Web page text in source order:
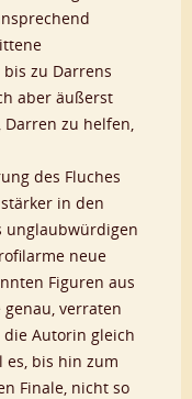
zu Darrens
aber äußerst
zu helfen,
des Fluches
in den
unglaubwürdigen
neue
Figuren aus
verraten
Autorin gleich
es, bis hin zum
Finale, nicht so